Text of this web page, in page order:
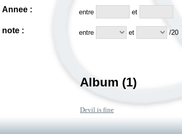
Annee : entre et
note : entre et /20
Album (1)
Devil is fine